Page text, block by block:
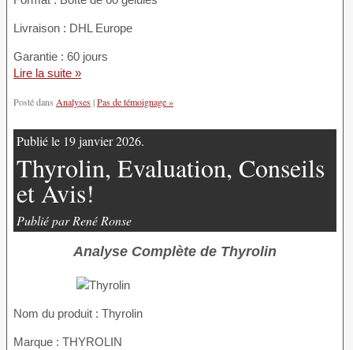
Livraison : DHL Europe
Garantie : 60 jours
Lire la suite »
Posté dans Analyses|Pas de témoignage »
Publié le 19 janvier 2026.
Thyrolin, Evaluation, Conseils
et Avis!
Publié par René Ronse
Analyse Complète de Thyrolin
Nom du produit : Thyrolin
Marque : THYROLIN